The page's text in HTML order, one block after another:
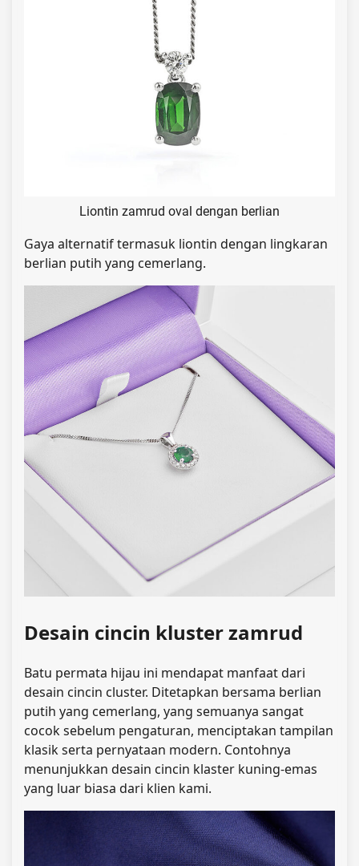
Liontin zamrud oval dengan berlian
Gaya alternatif termasuk liontin dengan lingkaran
berlian putih yang cemerlang.
Desain cincin kluster zamrud
Batu permata hijau ini mendapat manfaat dari
desain cincin cluster. Ditetapkan bersama berlian
putih yang cemerlang, yang semuanya sangat
cocok sebelum pengaturan, menciptakan tampilan
klasik serta pernyataan modern. Contohnya
menunjukkan desain cincin klaster kuning-emas
yang luar biasa dari klien kami.